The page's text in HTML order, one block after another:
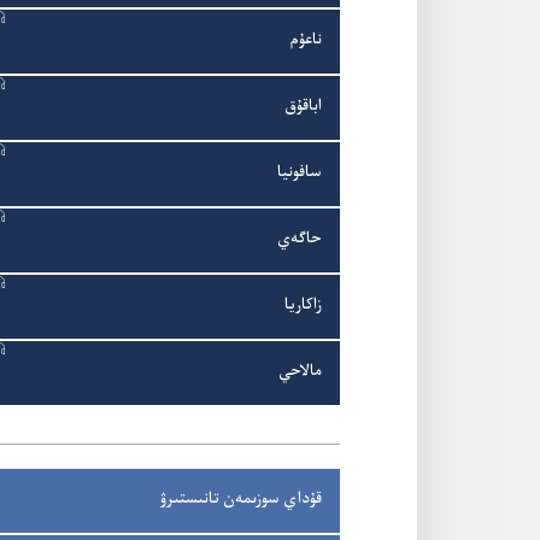
ناعۇ‌م
اباقۇ‌ق
سافونيا
حاگە‌ي
زاكاريا
مالاحي
قۇ‌داي سوزىمە‌ن تانىستىرۋ